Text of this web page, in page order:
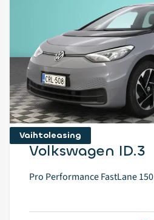
Vaihtoleasing
Volkswagen ID.3
Pro Performance FastLane